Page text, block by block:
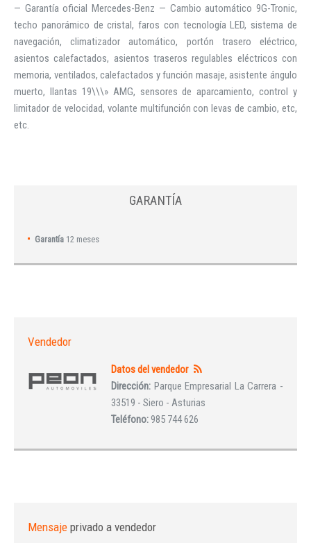
— Garantía oficial Mercedes-Benz — Cambio automático 9G-Tronic,
techo panorámico de cristal, faros con tecnología LED, sistema de
navegación, climatizador automático, portón trasero eléctrico,
asientos calefactados, asientos traseros regulables eléctricos con
memoria, ventilados, calefactados y función masaje, asistente ángulo
muerto, llantas 19\\\» AMG, sensores de aparcamiento, control y
limitador de velocidad, volante multifunción con levas de cambio, etc,
etc.
GARANTÍA
Garantía 12 meses
Vendedor
Datos del vendedor
Dirección: Parque Empresarial La Carrera -
33519 - Siero - Asturias
Teléfono:985 744 626
Mensaje privado a vendedor